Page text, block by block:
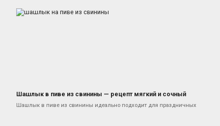
Блюда из свинины
Шашлык в пиве из свинины — рецепт мягкий и сочный
Шашлык в пиве из свинины идеально подходит для праздничных